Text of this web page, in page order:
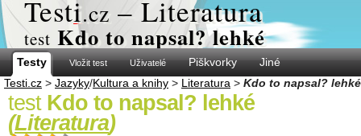
Testi.cz – Literatura
test Kdo to napsal? lehké
Testy Vložit test Uživatelé Piškvorky
Jiné
Testi.cz > Jazyky/Kultura a knihy > Literatura > Kdo to napsal? lehké
test Kdo to napsal? lehké
(Literatura)